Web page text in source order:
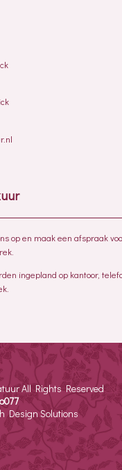
op en maak een afspraak
ingepland op kantoor,
All Rights Reserved
Design Solutions